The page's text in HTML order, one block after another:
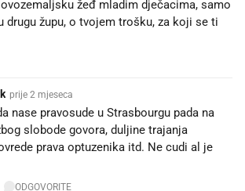
žeđ mladim dječacima, samo
drugu župu, o tvojem trošku, za koji se ti
prije 2 mjeseca
nase pravosude u Strasbourgu pada na
slobode govora, duljine trajanja
prava optuzenika itd. Ne cudi al je
ODGOVORITE